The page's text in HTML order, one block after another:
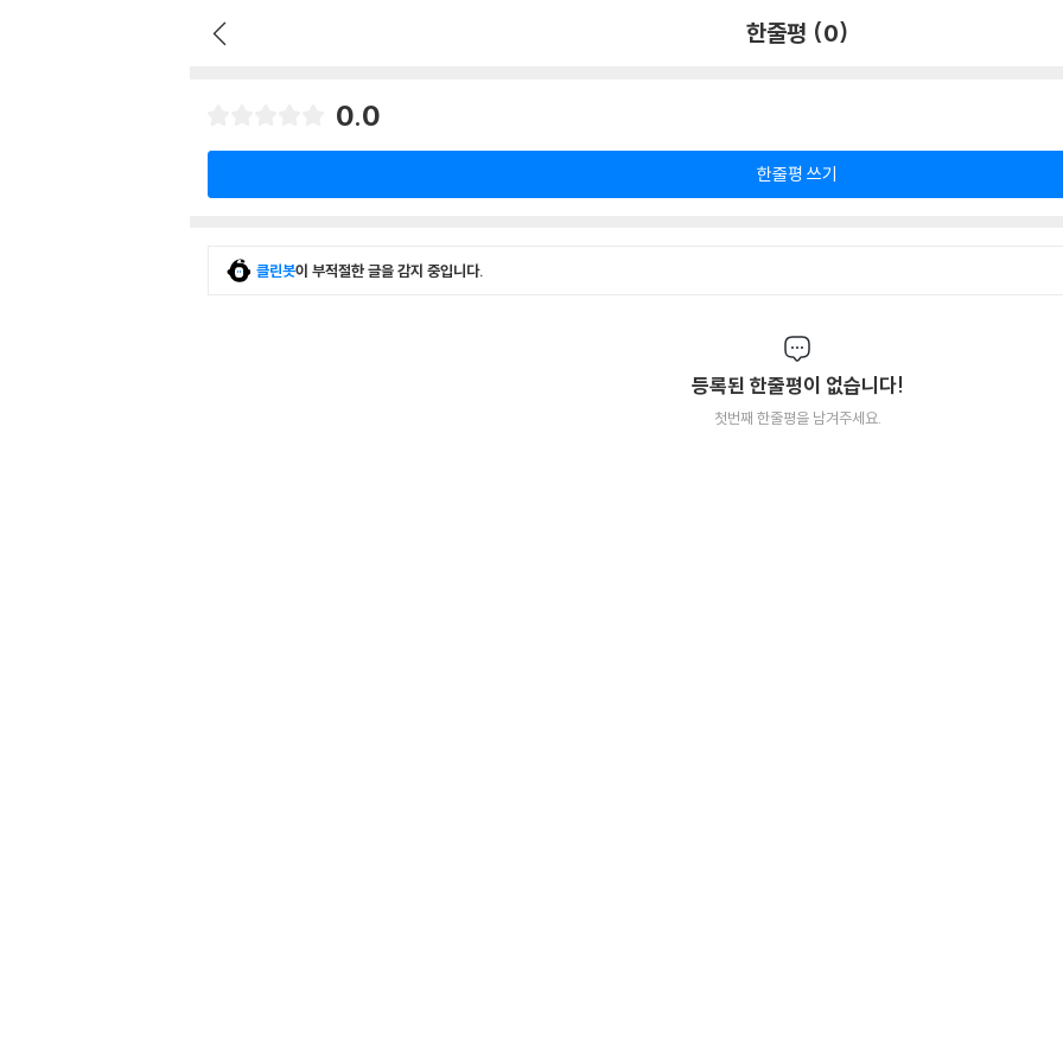
한줄평 (0)
0.0
한줄평 쓰기
클린봇이 부적절한 글을 감지 중입니다.
등록된 한줄평이 없습니다!
첫번째 한줄평을 남겨주세요.